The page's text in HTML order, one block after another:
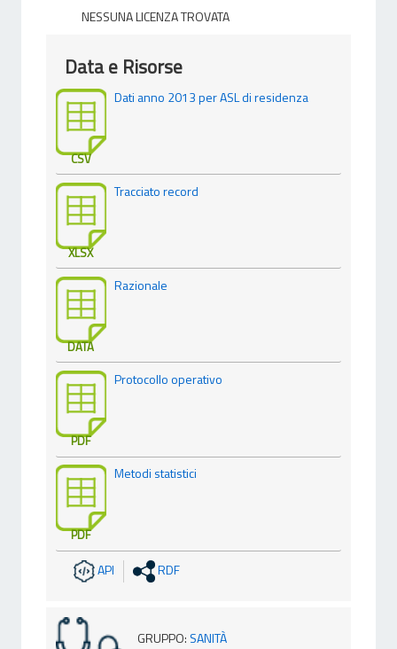
NESSUNA LICENZA TROVATA
Data e Risorse
CSV
Dati anno 2013 per ASL di residenza
XLSX
Tracciato record
DATA
Razionale
PDF
Protocollo operativo
PDF
Metodi statistici
API RDF
GRUPPO: SANITÀ